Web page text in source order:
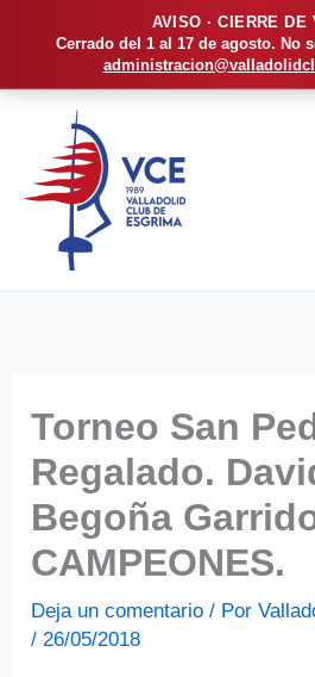
AVISO · CIERRE DE
Cerrado del 1 al 17 de agosto. No
contenido
Torneo San
Regalado.
Begoña
CAMPEONES.
Deja un comentario / Por
/ 26/05/2018